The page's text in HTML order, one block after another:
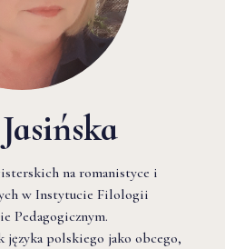
na romanistyce i
w Instytucie Filologii
Pedagogicznym.
języka polskiego jako obcego,